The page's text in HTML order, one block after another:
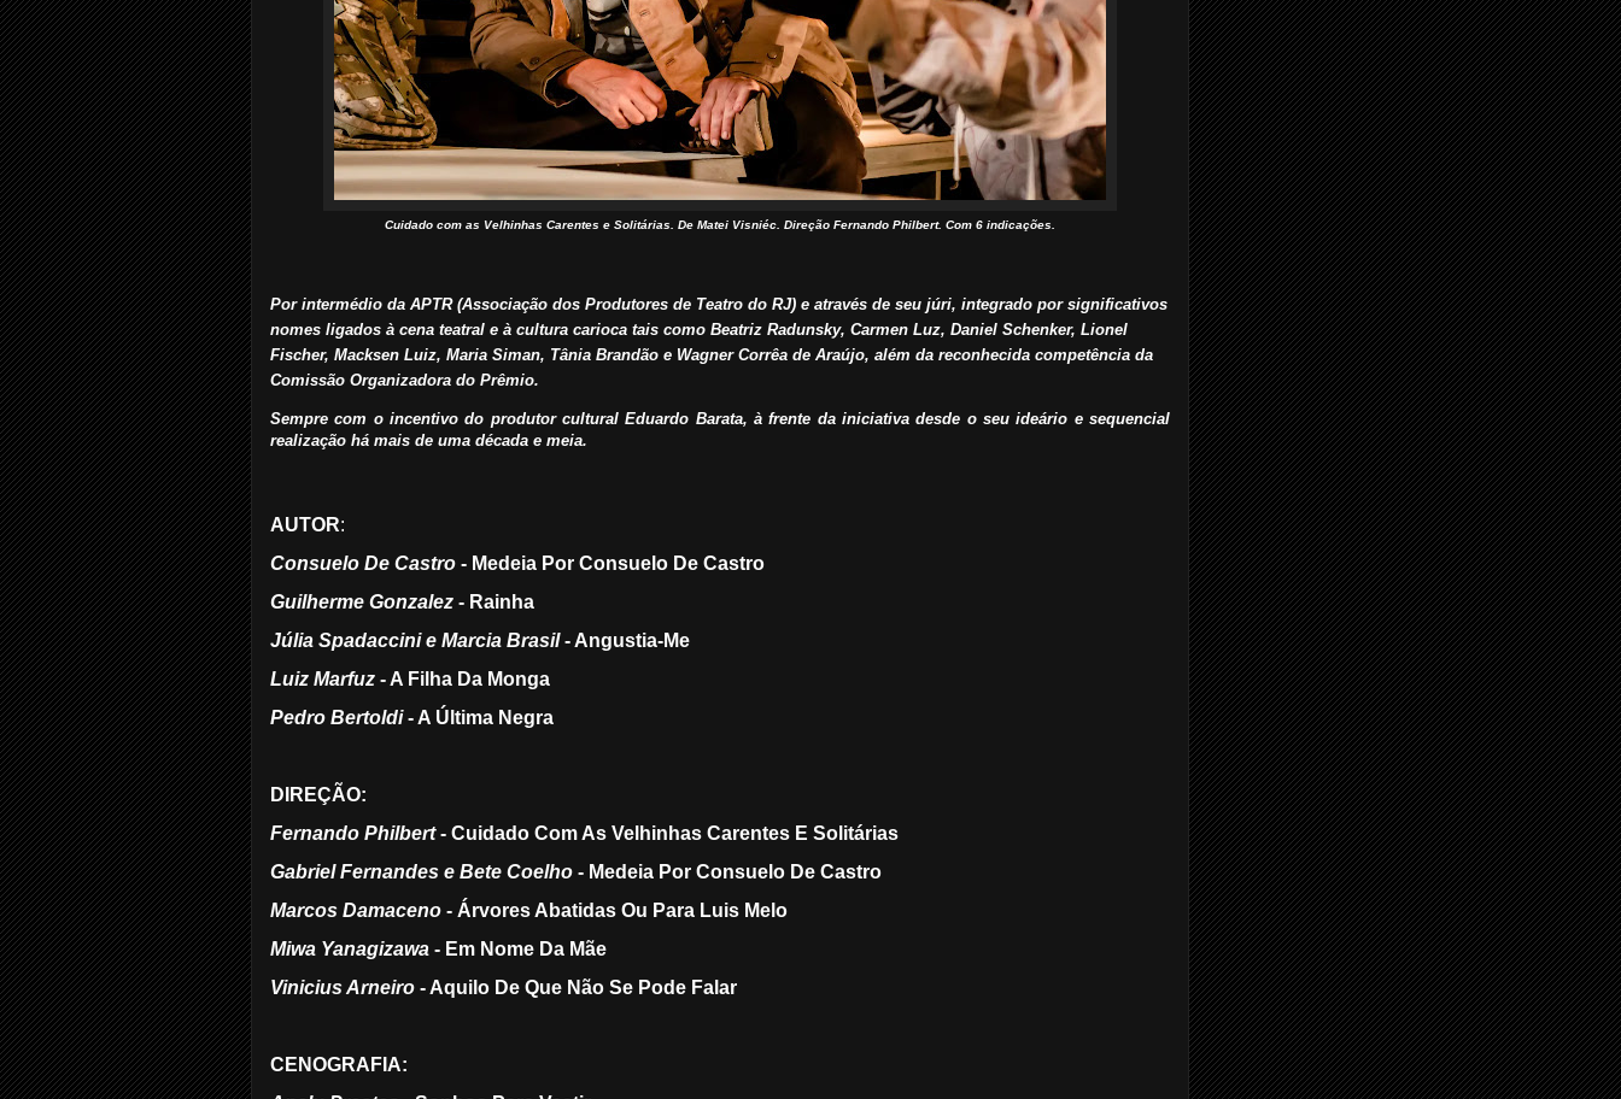
Cuidado com as Velhinhas Carentes e Solitárias. De Matei Visniéc. Direção Fernando Philbert. Com 6 indicações.
Por intermédio da APTR (Associação dos Produtores de Teatro do RJ) e através de seu júri, integrado por significativos
nomes ligados à cena teatral e à cultura carioca tais como Beatriz Radunsky, Carmen Luz, Daniel Schenker, Lionel
Fischer, Macksen Luiz, Maria Siman, Tânia Brandão e Wagner Corrêa de Araújo, além da reconhecida competência da
Comissão Organizadora do Prêmio.
Sempre com o incentivo do produtor cultural Eduardo Barata, à frente da iniciativa desde o seu ideário e sequencial
realização há mais de uma década e meia.
AUTOR:
Consuelo De Castro - Medeia Por Consuelo De Castro
Guilherme Gonzalez - Rainha
Júlia Spadaccini e Marcia Brasil- Angustia-Me
Luiz Marfuz - A Filha Da Monga
Pedro Bertoldi- A Última Negra
DIREÇÃO:
Fernando Philbert- Cuidado Com As Velhinhas Carentes E Solitárias
Gabriel Fernandes e Bete Coelho - Medeia Por Consuelo De Castro
Marcos Damaceno - Árvores Abatidas Ou Para Luis Melo
Miwa Yanagizawa - Em Nome Da Mãe
Vinicius Arneiro - Aquilo De Que Não Se Pode Falar
CENOGRAFIA: